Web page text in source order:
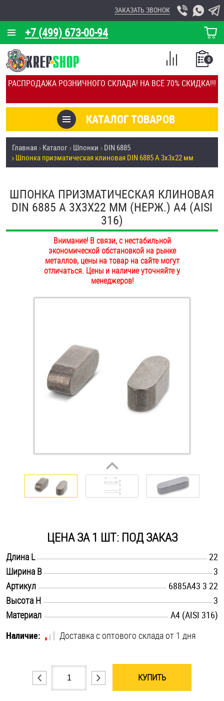
РАСПРОДАЖА РОЗНИЧНОГО СКЛАДА! НА ВСЁ 70% СКИДКА!!!
+7 (499) 673-00-94
ЗАКАЗАТЬ ЗВОНОК
КОРЗИНА
О КОМПАНИИ
КАЛЬКУЛЯТОР
ОТЗЫВЫ
УСЛУГИ
СКИДКИ
ОПТ
ПОКУПАТЕЛЯМ
ОПЛАТА И ДОСТАВКА
НАШИ МАГАЗИНЫ
КАТАЛОГ ТОВАРОВ
0
СПИСОК
СРАВНЕНИЕ
Товары со скидкой
Анкеры
Антивандальный крепёж, инструмент
Заклепки (Гайки-Заклепки)
Инструмент
Крюки, кольца с метрической резьбой
Оснастка и аксессуары для яхт
Стопорные кольца
Такелаж
Хомуты
Шайбы
Шпильки
Шплинты
Главная Каталог Шпонки
DIN 6885
Шпонка призматическая клиновая DIN 6885 А 3х3х22 мм
ШПОНКА ПРИЗМАТИЧЕСКАЯ КЛИНОВАЯ
DIN 6885 А 3Х3Х22 ММ (НЕРЖ.) A4 (AISI
316)
Внимание! В связи, с нестабильной
экономической обстановкой на рынке
металлов, цены на товар на сайте могут
отличаться. Цены и наличие уточняйте у
менеджеров!
ЦЕНА ЗА 1 ШТ: ПОД ЗАКАЗ
Длина L
22
Ширина B
3
Артикул
6885A43 3 22
Высота H
3
Материал
A4 (AISI 316)
Наличие:
Доставка с оптового склада от 1 дня
КУПИТЬ